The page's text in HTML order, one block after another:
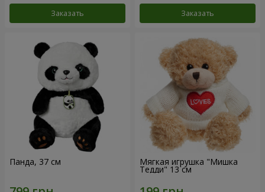
Заказать Заказать
Панда, 37 см Мягкая игрушка "Мишка
Тедди" 13 см